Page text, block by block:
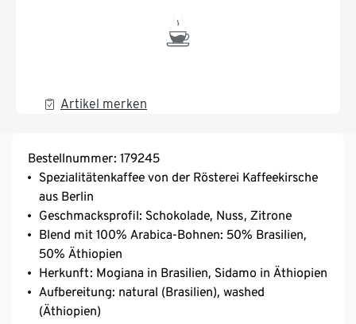
Artikel merken
Bestellnummer: 179245
Spezialitätenkaffee von der Rösterei Kaffeekirsche
aus Berlin
Geschmacksprofil: Schokolade, Nuss, Zitrone
Blend mit 100% Arabica-Bohnen: 50% Brasilien,
50% Äthiopien
Herkunft: Mogiana in Brasilien, Sidamo in Äthiopien
Aufbereitung: natural (Brasilien), washed
(Äthiopien)